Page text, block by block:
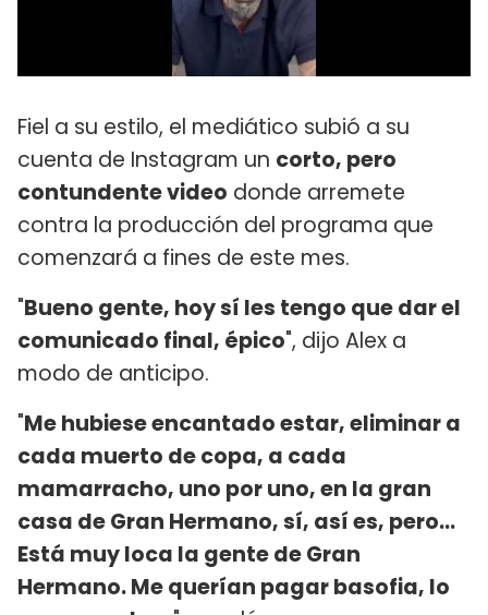
Fiel a su estilo, el mediático subió a su
cuenta de Instagram un corto, pero
contundente video donde arremete
contra la producción del programa que
comenzará a fines de este mes.
"Bueno gente, hoy sí les tengo que dar el
comunicado final, épico", dijo Alex a
modo de anticipo.
"Me hubiese encantado estar, eliminar a
cada muerto de copa, a cada
mamarracho, uno por uno, en la gran
casa de Gran Hermano, sí, así es, pero...
Está muy loca la gente de Gran
Hermano. Me querían pagar basofia, lo